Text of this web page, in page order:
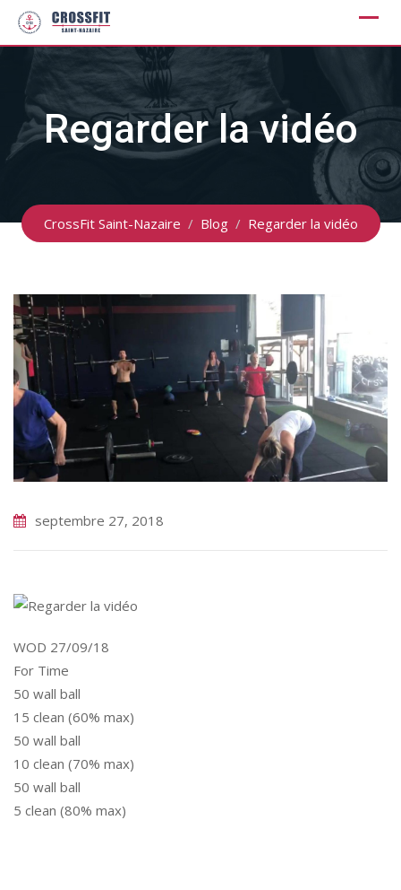
Skip
content
Regarder la vidéo
CrossFit Saint-Nazaire / Blog / Regarder la vidéo
septembre 27, 2018
WOD 27/09/18
For Time
50 wall ball
15 clean (60% max)
50 wall ball
10 clean (70% max)
50 wall ball
5 clean (80% max)